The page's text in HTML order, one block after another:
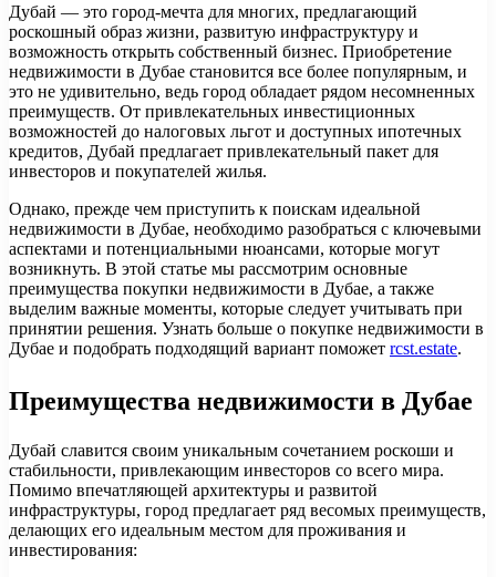
Дубай — это город-мечта для многих, предлагающий
роскошный образ жизни, развитую инфраструктуру и
возможность открыть собственный бизнес. Приобретение
недвижимости в Дубае становится все более популярным, и
это не удивительно, ведь город обладает рядом несомненных
преимуществ. От привлекательных инвестиционных
возможностей до налоговых льгот и доступных ипотечных
кредитов, Дубай предлагает привлекательный пакет для
инвесторов и покупателей жилья.
Однако, прежде чем приступить к поискам идеальной
недвижимости в Дубае, необходимо разобраться с ключевыми
аспектами и потенциальными нюансами, которые могут
возникнуть. В этой статье мы рассмотрим основные
преимущества покупки недвижимости в Дубае, а также
выделим важные моменты, которые следует учитывать при
принятии решения. Узнать больше о покупке недвижимости в
Дубае и подобрать подходящий вариант поможет rcst.estate.
Преимущества недвижимости в Дубае
Дубай славится своим уникальным сочетанием роскоши и
стабильности, привлекающим инвесторов со всего мира.
Помимо впечатляющей архитектуры и развитой
инфраструктуры, город предлагает ряд весомых преимуществ,
делающих его идеальным местом для проживания и
инвестирования: